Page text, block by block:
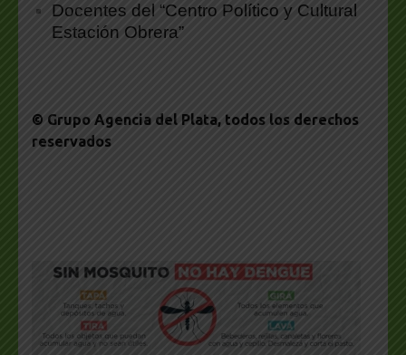
Docentes del “Centro Político y Cultural
Estación Obrera”
© Grupo Agencia del Plata, todos los derechos
reservados